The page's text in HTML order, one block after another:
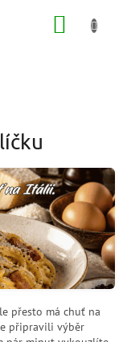
přesto má chuť na
připravili výběr